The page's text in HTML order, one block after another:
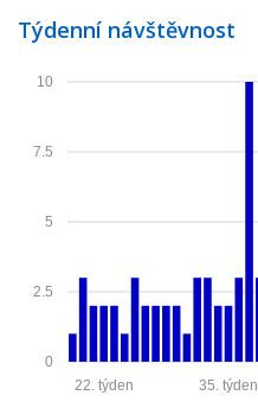
Týdenní návštěvnost
0
2.5
5
7.5
10
35. týden
22. týden